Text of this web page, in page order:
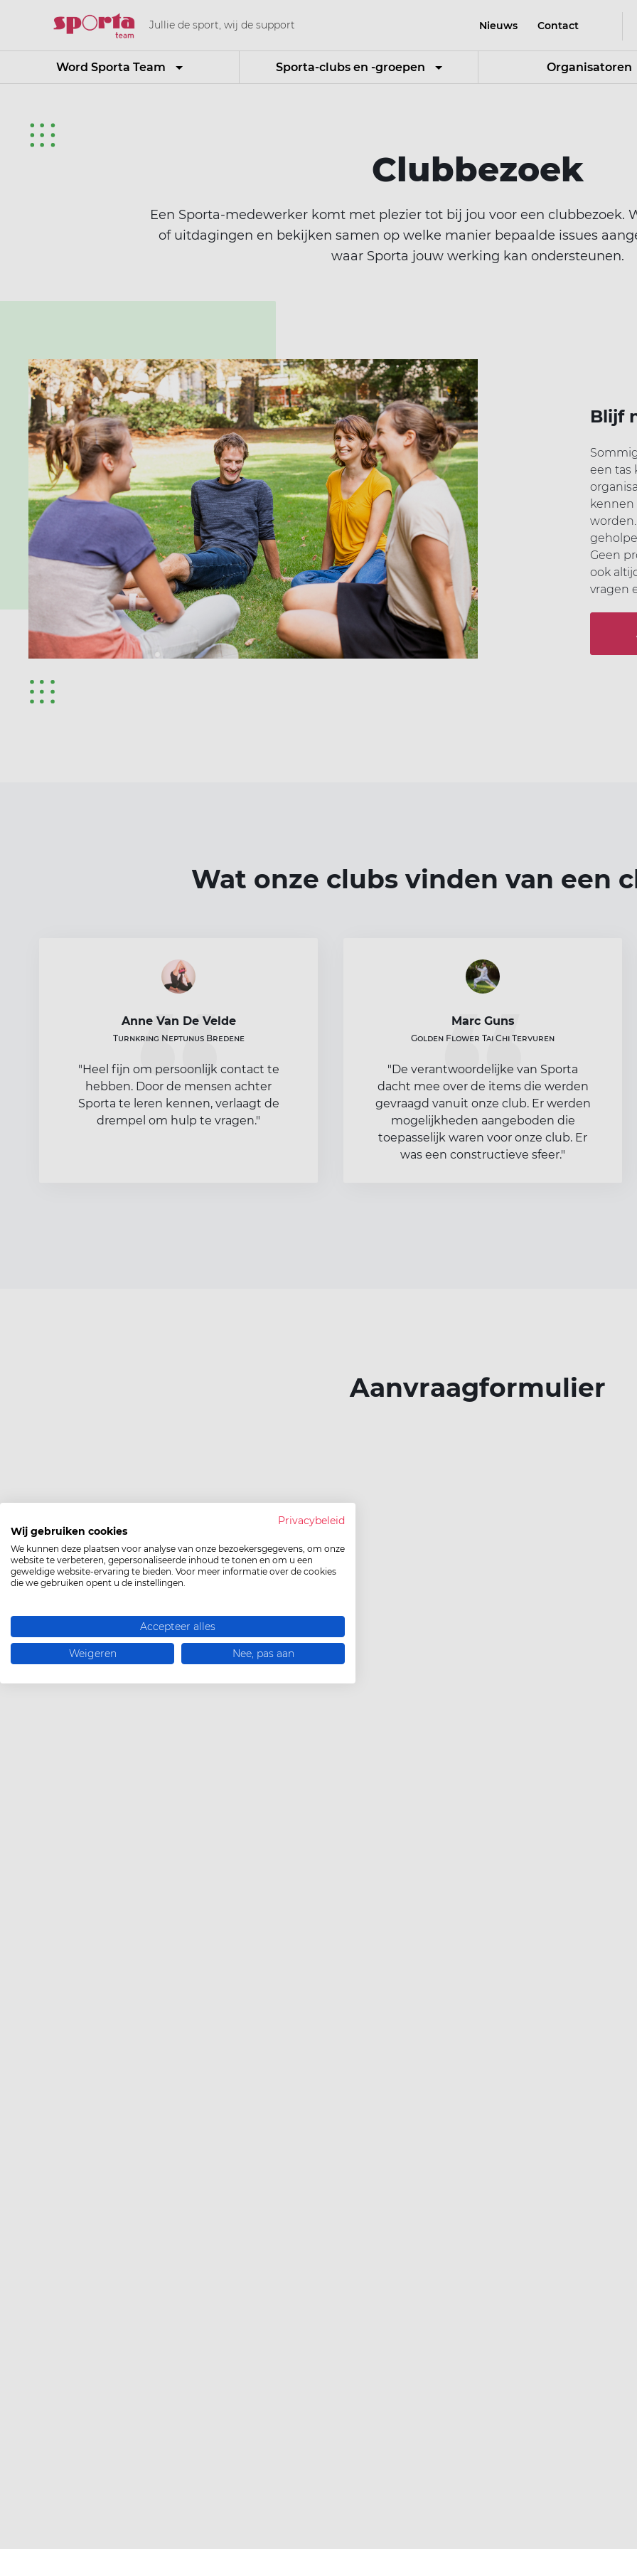
Jullie de sport, wij de support Nieuws Contact
Word Sporta Team Sporta-clubs en -groepen Organisatoren
Clubbezoek
Een Sporta-medewerker komt met plezier tot bij jou voor een clubbezoek.
of uitdagingen en bekijken samen op welke manier bepaalde issues
waar Sporta jouw werking kan ondersteunen.
Blijf
een tas
kennen
Geen
ook
vragen
Wat onze clubs vinden van een
Anne Van De Velde
Turnkring Neptunus Bredene
"Heel fijn om persoonlijk contact te
hebben. Door de mensen achter
Sporta te leren kennen, verlaagt de
drempel om hulp te vragen."
Marc Guns
Golden Flower Tai Chi Tervuren
"De verantwoordelijke van Sporta
dacht mee over de items die werden
gevraagd vanuit onze club. Er werden
mogelijkheden aangeboden die
toepasselijk waren voor onze club. Er
was een constructieve sfeer."
Aanvraagformulier
Privacybeleid
Wij gebruiken cookies
We kunnen deze plaatsen voor analyse van onze bezoekersgegevens, om onze
website te verbeteren, gepersonaliseerde inhoud te tonen en om u een
geweldige website-ervaring te bieden. Voor meer informatie over de cookies
die we gebruiken opent u de instellingen.
Accepteer alles
Weigeren Nee, pas aan